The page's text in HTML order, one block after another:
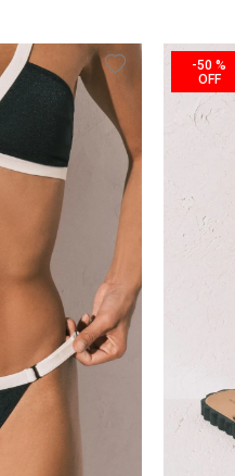
-50 %